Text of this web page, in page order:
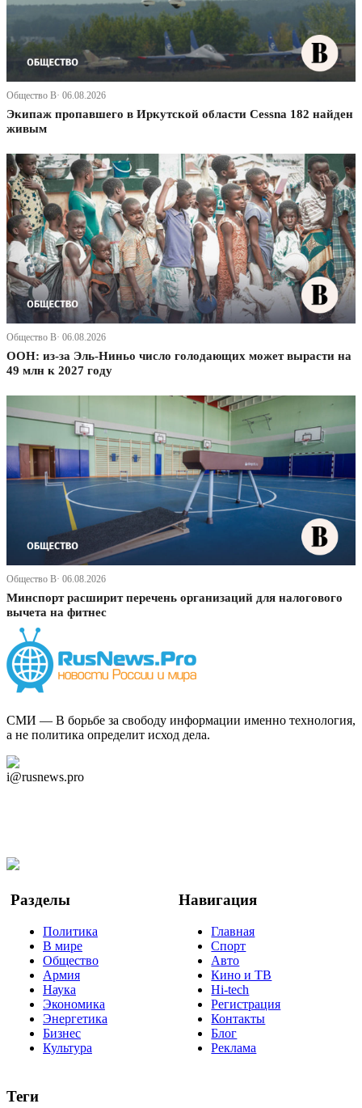
Общество В· 06.08.2026
Экипаж пропавшего в Иркутской области Cessna 182 найден
живым
Общество В· 06.08.2026
ООН: из-за Эль-Ниньо число голодающих может вырасти на
49 млн к 2027 году
Общество В· 06.08.2026
Минспорт расширит перечень организаций для налогового
вычета на фитнес
СМИ — В борьбе за свободу информации именно технология,
а не политика определит исход дела.
i@rusnews.pro
Разделы
Политика
В мире
Общество
Армия
Наука
Экономика
Энергетика
Бизнес
Культура
Навигация
Главная
Спорт
Авто
Кино и ТВ
Hi-tech
Регистрация
Контакты
Блог
Реклама
Теги